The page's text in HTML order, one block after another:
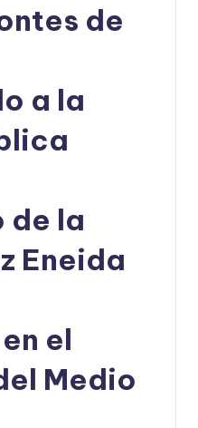
de
a la
de la
Eneida
el
Medio